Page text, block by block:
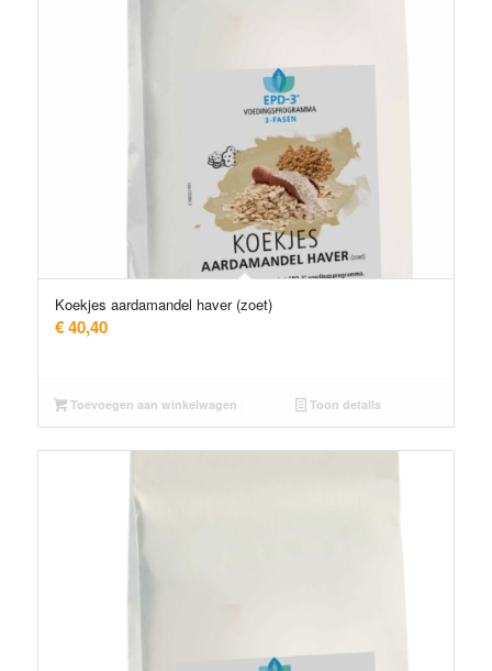
Koekjes aardamandel haver (zoet)
€40,40
Toevoegen aan winkelwagen Toon details